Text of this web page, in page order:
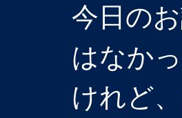
今日の
はなかっ
けれど